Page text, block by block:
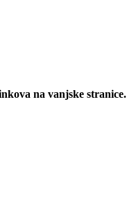
na vanjske stranice.